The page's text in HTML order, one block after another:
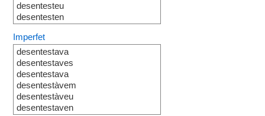
desentesteu
desentesten
Imperfet
desentestava
desentestaves
desentestava
desentestàvem
desentestàveu
desentestaven